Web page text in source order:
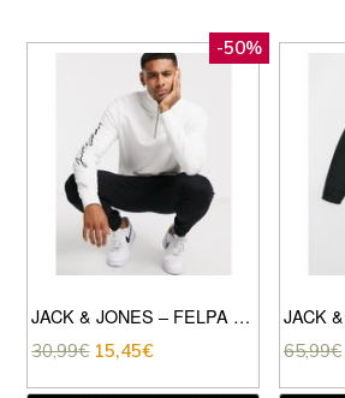
-50%
JACK & JONES – FELPA CON ZIP A TRE QUARTI E SCRITTA-BIANCO
30,99€ 15,45€ 65,99€